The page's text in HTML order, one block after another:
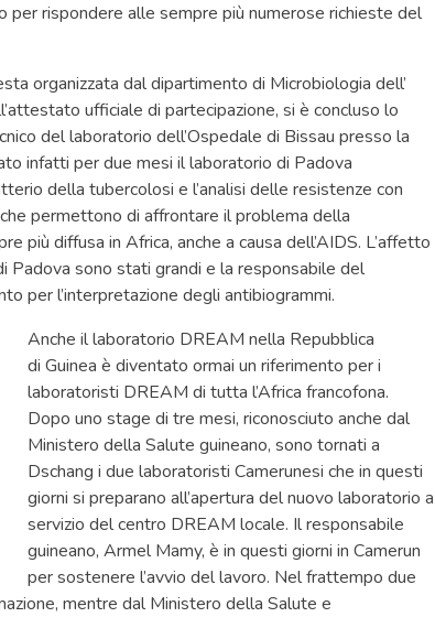
rispondere alle sempre più numerose richieste del
organizzata dal dipartimento di Microbiologia dell’
ufficiale di partecipazione, si è concluso lo
del laboratorio dell’Ospedale di Bissau presso la
infatti per due mesi il laboratorio di Padova
della tubercolosi e l’analisi delle resistenze con
permettono di affrontare il problema della
più diffusa in Africa, anche a causa dell’AIDS. L’affetto
Padova sono stati grandi e la responsabile del
per l’interpretazione degli antibiogrammi.
Anche il laboratorio DREAM nella Repubblica
di Guinea è diventato ormai un riferimento per i
laboratoristi DREAM di tutta l’Africa francofona.
Dopo uno stage di tre mesi, riconosciuto anche dal
Ministero della Salute guineano, sono tornati a
Dschang i due laboratoristi Camerunesi che in questi
giorni si preparano all’apertura del nuovo laboratorio a
servizio del centro DREAM locale. Il responsabile
guineano, Armel Mamy, è in questi giorni in Camerun
per sostenere l’avvio del lavoro. Nel frattempo due
mentre dal Ministero della Salute e